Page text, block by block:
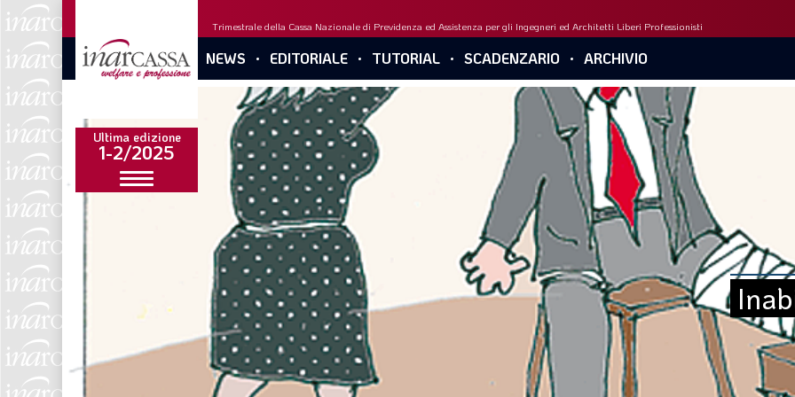
Ultima edizione
1-2/2025
Trimestrale della Cassa Nazionale di Previdenza ed Assistenza per gli Ingegneri ed Architetti Liberi Professionisti
NEWS EDITORIALE TUTORIAL SCADENZARIO ARCHIVIO